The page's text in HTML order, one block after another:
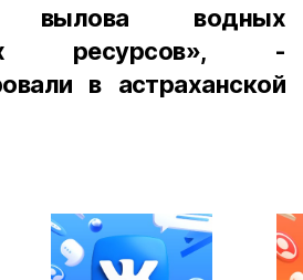
вылова водных
ресурсов», -
в астраханской